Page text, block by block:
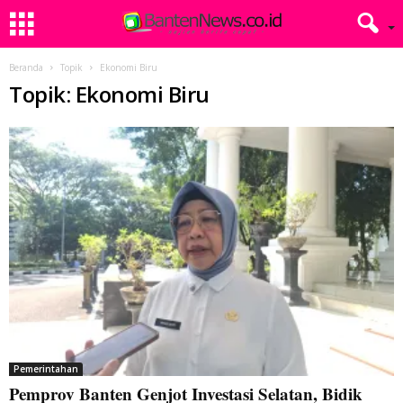
Beranda Topik Ekonomi Biru
Topik: Ekonomi Biru
Pemerintahan
Pemprov Banten Genjot Investasi Selatan, Bidik